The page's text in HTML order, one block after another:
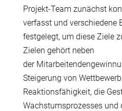
Projekt-Team zunächst
verfasst und verschiedene
festgelegt, um diese Ziele
Zielen gehört neben
der
Steigerung von
Reaktionsfähigkeit, die
Wachstumsprozesses und